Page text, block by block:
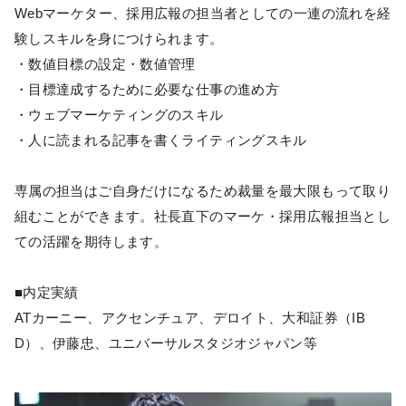
Webマーケター、採用広報の担当者としての一連の流れを経
験しスキルを身につけられます。
・数値目標の設定・数値管理
・目標達成するために必要な仕事の進め方
・ウェブマーケティングのスキル
・人に読まれる記事を書くライティングスキル
専属の担当はご自身だけになるため裁量を最大限もって取り
組むことができます。社長直下のマーケ・採用広報担当とし
ての活躍を期待します。
■内定実績
ATカーニー、アクセンチュア、デロイト、大和証券（IB
D）、伊藤忠、ユニバーサルスタジオジャパン等